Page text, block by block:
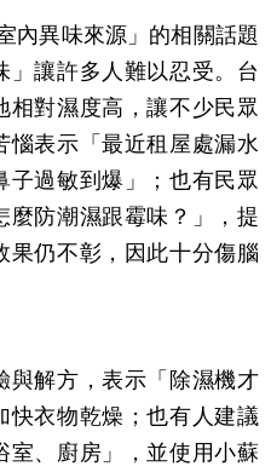
內異味來源」的相關話題
」讓許多人難以忍受。台
相對濕度高，讓不少民眾
惱表示「最近租屋處漏水
子過敏到爆」；也有民眾
麼防潮濕跟霉味？」，提
果仍不彰，因此十分傷腦
與解方，表示「除濕機才
快衣物乾燥；也有人建議
室、廚房」，並使用小蘇